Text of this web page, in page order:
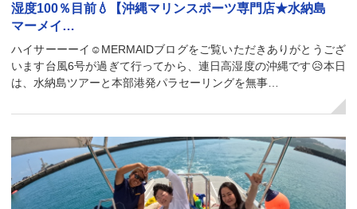
湿度100％目前💧【沖縄マリンスポーツ専門店★水納島
マーメイ…
ハイサーーーイ☺️MERMAIDブログをご覧いただきありがとうござ
います台風6号が過ぎて行ってから、連日高湿度の沖縄です😥本日
は、水納島ツアーと本部港発パラセーリングを無事…